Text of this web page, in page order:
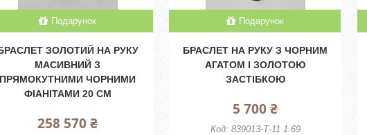
Подарунок
ЗОЛОТИЙ НА РУКУ
МАСИВНИЙ З
ПРЯМОКУТНИМИ ЧОРНИМИ
ФІАНІТАМИ 20 СМ
258 570 ₴
Подарунок
БРАСЛЕТ НА РУКУ З ЧОРНИМ
АГАТОМ І ЗОЛОТОЮ
ЗАСТІБКОЮ
5 700 ₴
839013-Т-11 1.69